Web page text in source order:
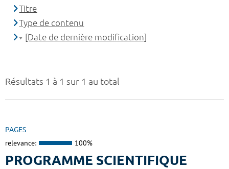
Résultats 1 à 1 sur 1 au total
PAGES
relevance: 100%
PROGRAMME SCIENTIFIQUE
Titre
Type de contenu
[Date de dernière modification]